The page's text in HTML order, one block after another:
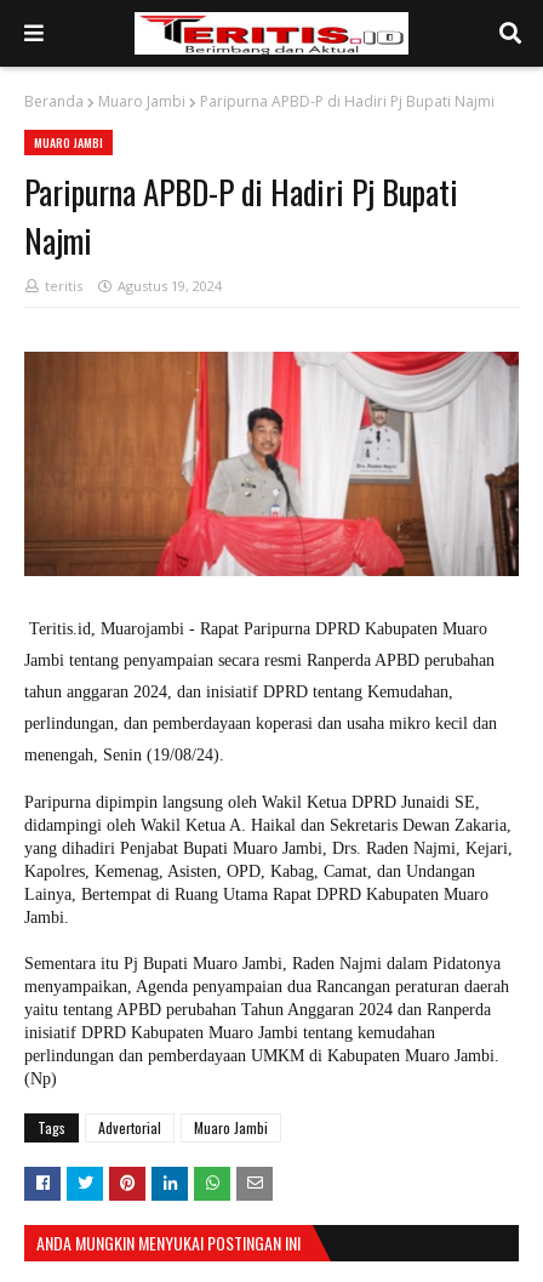
Beranda Muaro Jambi Paripurna APBD-P di Hadiri Pj Bupati Najmi
MUARO JAMBI
Paripurna APBD-P di Hadiri Pj Bupati
Najmi
teritis Agustus 19, 2024
Teritis.id, Muarojambi - Rapat Paripurna DPRD Kabupaten Muaro
Jambi tentang penyampaian secara resmi Ranperda APBD perubahan
tahun anggaran 2024, dan inisiatif DPRD tentang Kemudahan,
perlindungan, dan pemberdayaan koperasi dan usaha mikro kecil dan
menengah, Senin (19/08/24).
Paripurna dipimpin langsung oleh Wakil Ketua DPRD Junaidi SE,
didampingi oleh Wakil Ketua A. Haikal dan Sekretaris Dewan Zakaria,
yang dihadiri Penjabat Bupati Muaro Jambi, Drs. Raden Najmi, Kejari,
Kapolres, Kemenag, Asisten, OPD, Kabag, Camat, dan Undangan
Lainya, Bertempat di Ruang Utama Rapat DPRD Kabupaten Muaro
Jambi.
Sementara itu Pj Bupati Muaro Jambi, Raden Najmi dalam Pidatonya
menyampaikan, Agenda penyampaian dua Rancangan peraturan daerah
yaitu tentang APBD perubahan Tahun Anggaran 2024 dan Ranperda
inisiatif DPRD Kabupaten Muaro Jambi tentang kemudahan
perlindungan dan pemberdayaan UMKM di Kabupaten Muaro Jambi.
(Np)
Tags Advertorial Muaro Jambi
ANDA MUNGKIN MENYUKAI POSTINGAN INI